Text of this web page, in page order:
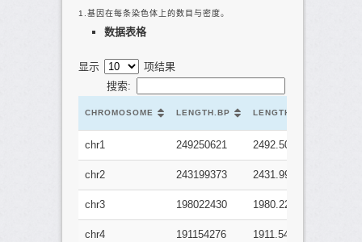
1.基因在每条染色体上的数目与密度。
数据表格
显示
项结果
搜索:
CHROMOSOME LENGTH.BP LENGTH.100KB
CHROMOSOME LENGTH.BP LENGTH.100KB
chr1 249250621 2492.50621
chr2 243199373 2431.99373
chr3 198022430 1980.2243
chr4 191154276 1911.54276